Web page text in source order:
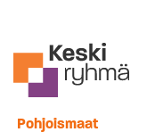
Pohjoismaat